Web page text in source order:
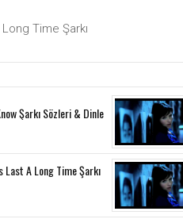
Time Şarkı
Şarkı Sözleri & Dinle
A Long Time Şarkı